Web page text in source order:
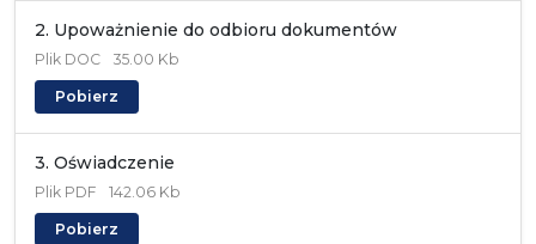
2. Upoważnienie do odbioru dokumentów
Plik DOC 35.00 Kb
Pobierz
3. Oświadczenie
Plik PDF 142.06 Kb
Pobierz